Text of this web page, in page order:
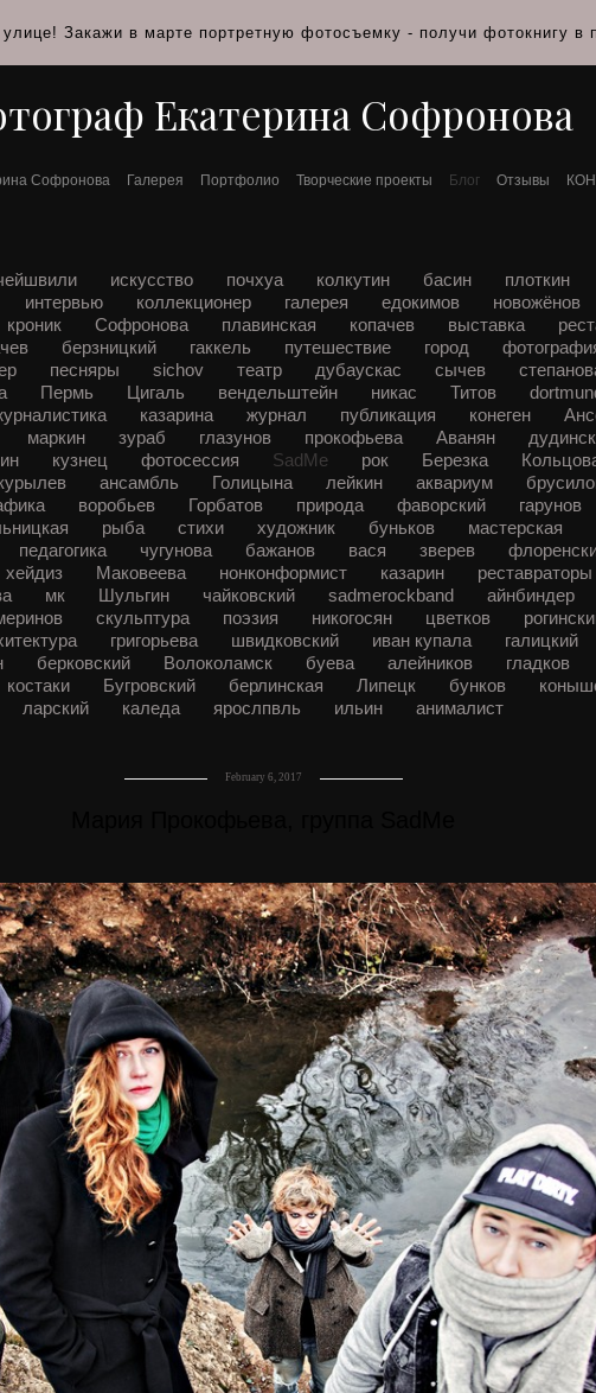
Закажи в марте портретную фотосъемку - получи фотокнигу в
Екатерина Софронова
Софронова Галерея Портфолио Творческие проекты Блог Отзывы
искусство почхуа колкутин басин плоткин
интервью коллекционер галерея едокимов новожёнов
кроник Софронова плавинская копачев выставка
берзницкий гаккель путешествие город
песняры sichov театр дубаускас сычев
Пермь Цигаль вендельштейн никас Титов
казарина журнал публикация конеген
маркин зураб глазунов прокофьева Аванян
кузнец фотосессия SadMe рок Березка
ансамбль Голицына лейкин аквариум
воробьев Горбатов природа фаворский гарунов
рыба стихи художник буньков мастерская
педагогика чугунова бажанов вася зверев
хейдиз Маковеева нонконформист казарин реставраторы
мк Шульгин чайковский sadmerockband айнбиндер
скульптура поэзия никогосян цветков
григорьева швидковский иван купала галицкий
берковский Волоколамск буева алейников гладков
костаки Бугровский берлинская Липецк бунков
ларский
каледа ярослпвль ильин анималист
February 6, 2017